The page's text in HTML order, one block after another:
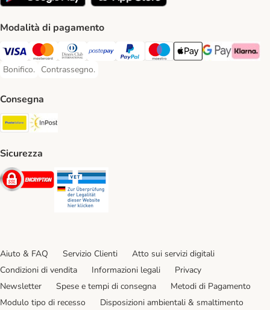
Modalità di pagamento
Visa. Payment Method
Mastercard. Payment Method
Diners Club. Payment Method
Postepay. Payment Method
PayPal. Payment Method
Maestro. Payment Method
Apple pay. Payment
Google Pay
Klarna
Bonifico.
Bonifico. Payment Method
Contrassegno.
Contrassegno. Payment Method
Consegna
Poste Italiane. Shipping Method
Sicurezza
Security
Aiuto & FAQ Servizio Clienti
Atto sui servizi digitali
Condizioni di vendita
Informazioni legali
Privacy
Newsletter
Spese e tempi di consegna
Metodi di Pagamento
Modulo tipo di recesso
Disposizioni ambientali & smaltimento